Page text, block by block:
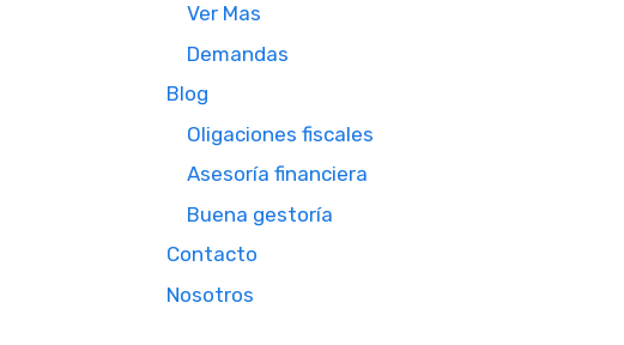
Ver Mas
Demandas
Blog
Oligaciones fiscales
Asesoría financiera
Buena gestoría
Contacto
Nosotros